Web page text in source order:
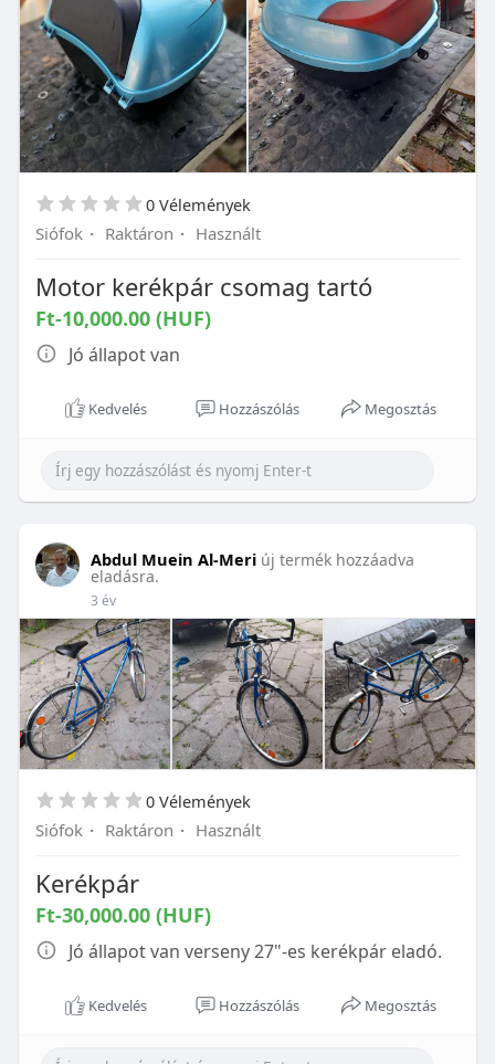
0 Vélemények
Siófok · Raktáron · Használt
Motor kerékpár csomag tartó
Ft-10,000.00 (HUF)
Jó állapot van
Kedvelés Hozzászólás Megosztás
Abdul Muein Al-Meri új termék hozzáadva
eladásra.
3 év
0 Vélemények
Siófok · Raktáron · Használt
Kerékpár
Ft-30,000.00 (HUF)
Jó állapot van verseny 27"-es kerékpár eladó.
Kedvelés Hozzászólás Megosztás